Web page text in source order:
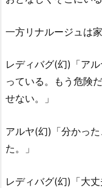
一方リナルージュは
レディバグ(幻)「ア
っている。もう危険
せない。」
アルヤ(幻)「分かっ
た。」
レディバグ(幻)「大